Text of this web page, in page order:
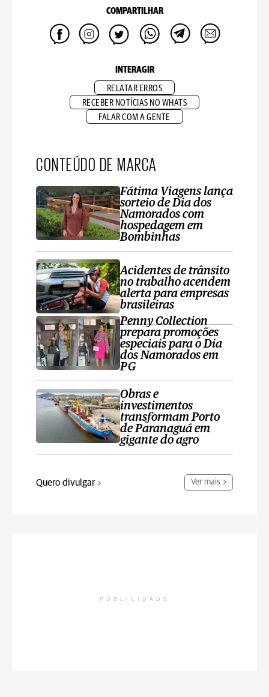
COMPARTILHAR
INTERAGIR
RELATAR ERROS
RECEBER NOTÍCIAS NO WHATS
FALAR COM A GENTE
CONTEÚDO DE MARCA
Fátima Viagens lança
sorteio de Dia dos
Namorados com
hospedagem em
Bombinhas
Acidentes de trânsito
no trabalho acendem
alerta para empresas
brasileiras
Penny Collection
prepara promoções
especiais para o Dia
dos Namorados em
PG
Obras e
investimentos
transformam Porto
de Paranaguá em
gigante do agro
Quero divulgar Ver mais
PUBLICIDADE